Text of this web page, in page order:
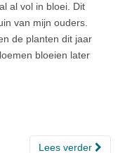
al vol in bloei. Dit
van mijn ouders.
de planten dit jaar
bloeien later
Lees verder